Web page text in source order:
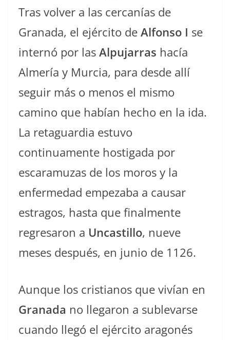
Tras volver a las cercanías de
Granada, el ejército de Alfonso I se
internó por las Alpujarras hacía
Almería y Murcia, para desde allí
seguir más o menos el mismo
camino que habían hecho en la ida.
La retaguardia estuvo
continuamente hostigada por
escaramuzas de los moros y la
enfermedad empezaba a causar
estragos, hasta que finalmente
regresaron a Uncastillo, nueve
meses después, en junio de 1126.
Aunque los cristianos que vivían en
Granada no llegaron a sublevarse
cuando llegó el ejército aragonés